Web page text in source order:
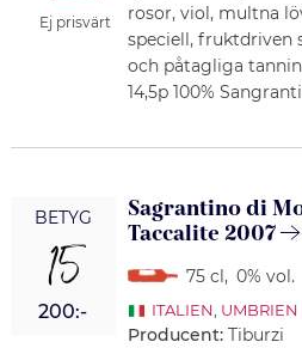
Ej prisvärt
rosor, viol, multna
speciell, fruktdriven
och påtagliga
14,5p 100%
BETYG
15
200:-
Sagrantino di
Taccalite 2007
75 cl , 0% vol.
ITALIEN, UMBRIEN
Producent: Tiburzi